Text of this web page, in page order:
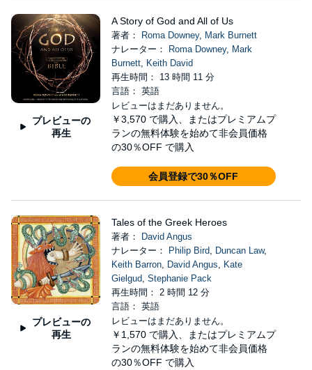
プレビューの
再生
A Story of God and All of Us
著者： Roma Downey, Mark Burnett
ナレーター：
Roma Downey, Mark
Burnett, Keith David
再生時間： 13 時間 11 分
言語： 英語
レビューはまだありません。
￥3,570 で購入、またはプレミアムプ
ランの無料体験を始めて非会員価格
の30％OFF で購入
会員登録で30％OFF
プレビューの
再生
Tales of the Greek Heroes
著者：
David Angus
ナレーター：
Philip Bird, Duncan Law,
Keith Barron, David Angus, Kate
Gielgud, Stephanie Pack
再生時間： 2 時間 12 分
言語： 英語
レビューはまだありません。
￥1,570 で購入、またはプレミアムプ
ランの無料体験を始めて非会員価格
の30％OFF で購入